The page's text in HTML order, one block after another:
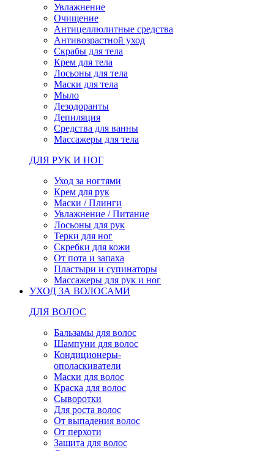
Увлажнение
Очищение
Антицеллюлитные средства
Антивозрастной уход
Скрабы для тела
Крем для тела
Лосьоны для тела
Маски для тела
Мыло
Дезодоранты
Депиляция
Средства для ванны
Массажеры для тела
ДЛЯ РУК И НОГ
Уход за ногтями
Крем для рук
Маски / Плинги
Увлажнение / Питание
Лосьоны для рук
Терки для ног
Скребки для кожи
От пота и запаха
Пластыри и супинаторы
Массажеры для рук и ног
УХОД ЗА ВОЛОСАМИ
ДЛЯ ВОЛОС
Бальзамы для волос
Шампуни для волос
Кондиционеры-
ополаскиватели
Маски для волос
Краска для волос
Сыворотки
Для роста волос
От выпадения волос
От перхоти
Защита для волос